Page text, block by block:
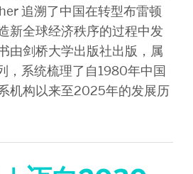
追溯了中国在转型布雷顿
新全球经济秩序的过程中发
由剑桥大学出版社出版，属
，系统梳理了自1980年中国
机构以来至2025年的发展历